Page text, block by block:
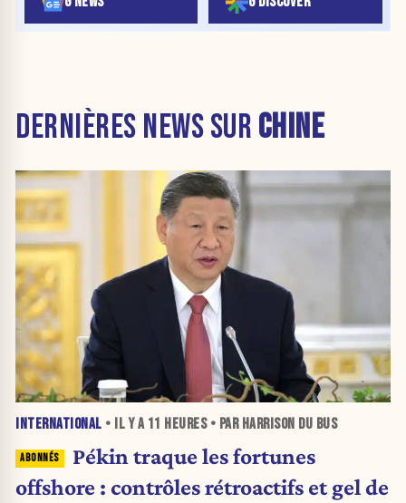
DERNIÈRES NEWS SUR CHINE
INTERNATIONAL • IL Y A 11 HEURES• PAR HARRISON DU BUS
Pékin traque les fortunes
offshore : contrôles rétroactifs et gel de